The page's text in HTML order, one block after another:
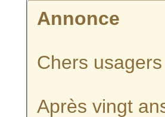
Annonce
Chers
Après vingt